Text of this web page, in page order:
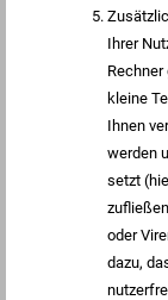
Ihrer
kleine
Ihnen
werden
setzt
oder
dazu,